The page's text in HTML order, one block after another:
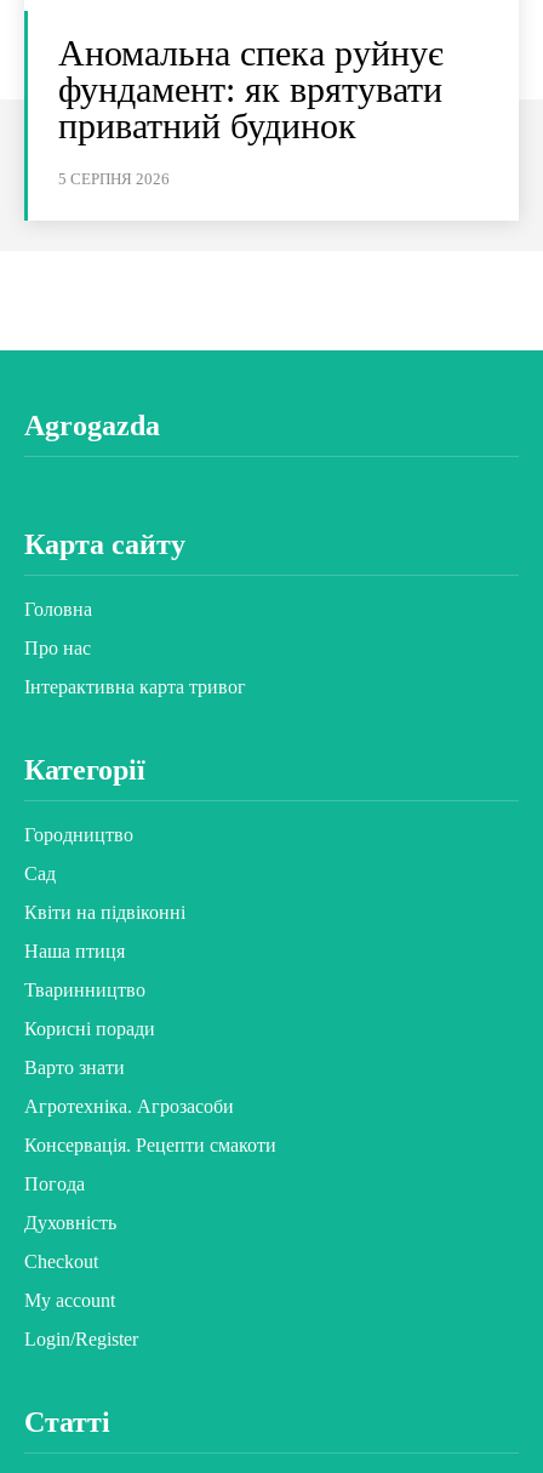
Аномальна спека руйнує
фундамент: як врятувати
приватний будинок
5 СЕРПНЯ 2026
Agrogazda
Карта сайту
Головна
Про нас
Інтерактивна карта тривог
Категорії
Городництво
Сад
Квіти на підвіконні
Наша птиця
Тваринництво
Корисні поради
Варто знати
Агротехніка. Агрозасоби
Консервація. Рецепти смакоти
Погода
Духовність
Checkout
My account
Login/Register
Статті